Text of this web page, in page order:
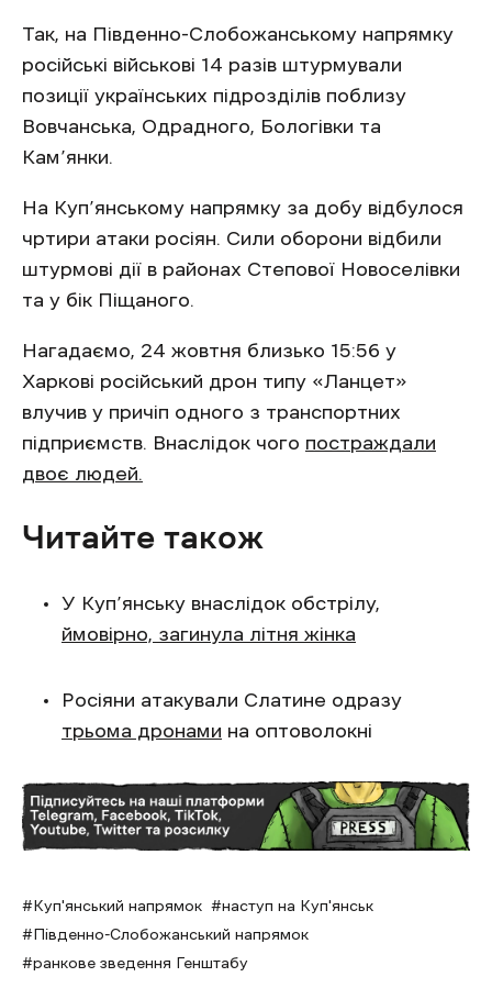
Так, на Південно-Слобожанському напрямку
російські військові 14 разів штурмували
позиції українських підрозділів поблизу
Вовчанська, Одрадного, Бологівки та
Кам’янки.
На Куп’янському напрямку за добу відбулося
чртири атаки росіян. Сили оборони відбили
штурмові дії в районах Степової Новоселівки
та у бік Піщаного.
Нагадаємо, 24 жовтня близько 15:56 у
Харкові російський дрон типу «Ланцет»
влучив у причіп одного з транспортних
підприємств. Внаслідок чого постраждали
двоє людей.
Читайте також
У Куп’янську внаслідок обстрілу,
ймовірно, загинула літня жінка
Росіяни атакували Слатине одразу
трьома дронами на оптоволокні
Куп'янський напрямок
наступ на Куп'янськ
Південно-Слобожанський напрямок
ранкове зведення Генштабу